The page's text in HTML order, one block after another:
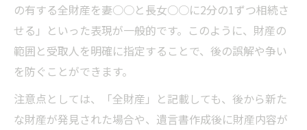
の有する全財産を妻○○と長女○○に2分の1ずつ相続さ
せる」といった表現が一般的です。このように、財産の
範囲と受取人を明確に指定することで、後の誤解や争い
を防ぐことができます。
注意点としては、「全財産」と記載しても、後から新た
な財産が発見された場合や、遺言書作成後に財産内容が